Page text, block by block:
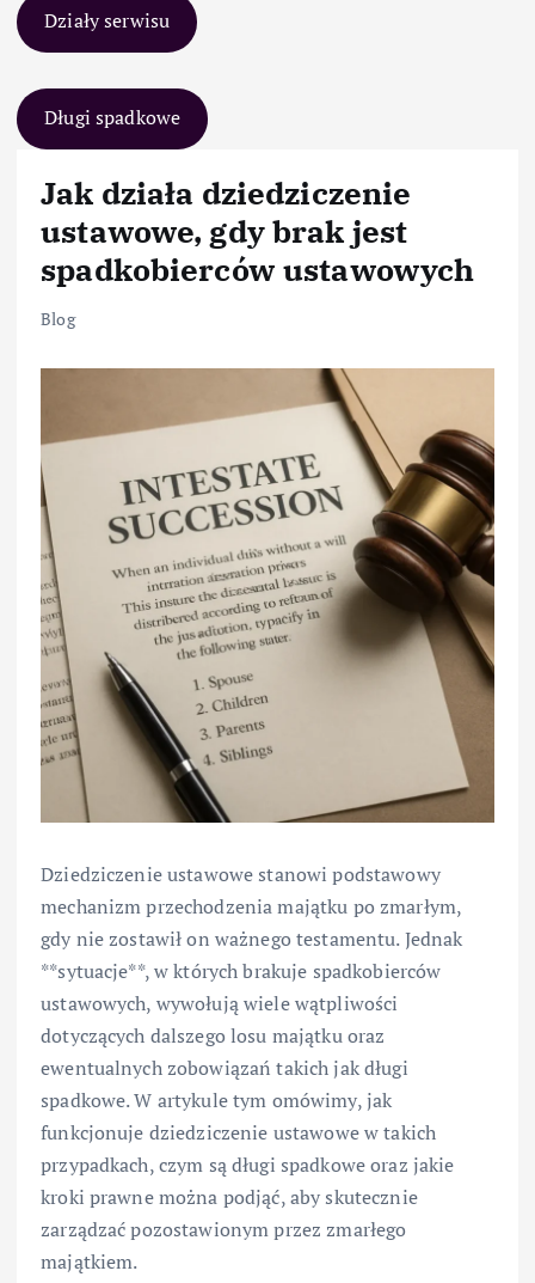
Działy serwisu
Długi spadkowe
Jak działa dziedziczenie
ustawowe, gdy brak jest
spadkobierców ustawowych
Blog
Dziedziczenie ustawowe stanowi podstawowy
mechanizm przechodzenia majątku po zmarłym,
gdy nie zostawił on ważnego testamentu. Jednak
**sytuacje**, w których brakuje spadkobierców
ustawowych, wywołują wiele wątpliwości
dotyczących dalszego losu majątku oraz
ewentualnych zobowiązań takich jak długi
spadkowe. W artykule tym omówimy, jak
funkcjonuje dziedziczenie ustawowe w takich
przypadkach, czym są długi spadkowe oraz jakie
kroki prawne można podjąć, aby skutecznie
zarządzać pozostawionym przez zmarłego
majątkiem.